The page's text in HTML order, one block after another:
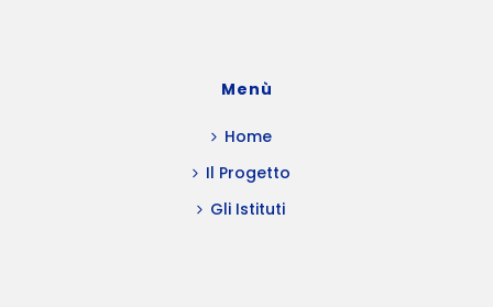
Menù
Home
Il Progetto
Gli Istituti